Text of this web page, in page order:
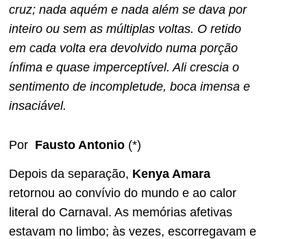
cruz; nada aquém e nada além se dava por
inteiro ou sem as múltiplas voltas. O retido
em cada volta era devolvido numa porção
ínfima e quase imperceptível. Ali crescia o
sentimento de incompletude, boca imensa e
insaciável.
Por Fausto Antonio (*)
Depois da separação, Kenya Amara
retornou ao convívio do mundo e ao calor
literal do Carnaval. As memórias afetivas
estavam no limbo; às vezes, escorregavam e